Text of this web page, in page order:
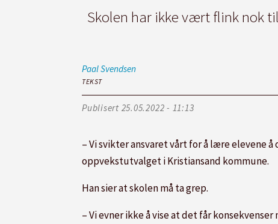
Skolen har ikke vært flink nok
PaalSvendsen
TEKST
Publisert 25.05.2022 - 11:13
– Vi svikter ansvaret vårt for å lære elevene
oppvekstutvalget i Kristiansand kommune.
Han sier at skolen må ta grep.
– Vi evner ikke å vise at det får